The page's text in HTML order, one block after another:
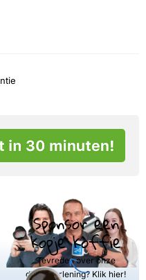
Sponsor een
kopje koffie
Tevreden over onze
dienstverlening? Klik hier!